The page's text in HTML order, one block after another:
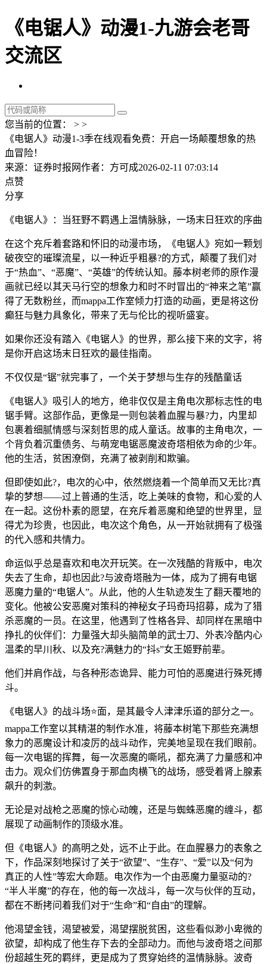
《电锯人》动漫1-九游会老哥
交流区
您当前的位置： > >
《电锯人》动漫1-3季在线观看免费：开启一场颠覆想象的热
血冒险！
来源：证券时报网作者：方可成2026-02-11 07:03:14
点赞
分享
《电锯人》：当狂野不羁遇上温情脉脉，一场末日狂欢的序曲
在这个充斥着套路和怀旧的动漫市场，《电锯人》宛如一颗划
破夜空的璀璨流星，以一种近乎粗暴?的方式，颠覆了我们对
于“热血”、“恶魔”、“英雄”的传统认知。藤本树老师的原作漫
画就已经以其天马行空的想象力和时不时冒出的“神来之笔”赢
得了无数粉丝，而mappa工作室倾力打造的动画，更是将这份
癫狂与魅力具象化，带来了无与伦比的视听盛宴。
如果你还没有踏入《电锯人》的世界，那么接下来的文字，将
是你开启这场末日狂欢的最佳指南。
不仅仅是“锯”就完事了，一个关于梦想与生存的残酷童话
《电锯人》吸引人的地方，绝非仅仅是主角电次那标志性的电
锯手臂。这部作品，更像是一则包装着血腥与暴?力，内里却
包裹着细腻情感与深刻哲思的成人童话。故事的主角电次，一
个背负着沉重债务、与萌宠电锯恶魔波奇塔相依为命的少年。
他的生活，贫困潦倒，充满了被剥削和欺骗。
但即使如此?，电次的心中，依然燃烧着一个简单而又无比?真
挚的梦想——过上普通的生活，吃上美味的食物，和心爱的人
在一起。这份朴素的愿望，在充斥着恶魔和绝望的世界里，显
得尤为珍贵，也因此，电次这个角色，从一开始就拥有了极强
的代入感和共情力。
命运似乎总是喜欢和电次开玩笑。在一次残酷的背叛中，电次
失去了生命，却也因此?与波奇塔融为一体，成为了拥有电锯
恶魔力量的“电锯人”。从此，他的人生轨迹发生了翻天覆地的
变化。他被公安恶魔对策科的神秘女子玛奇玛招募，成为了猎
杀恶魔的一员。在这里，他遇到了性格各异、却同样在黑暗中
挣扎的伙伴们：力量强大却头脑简单的武士刀、外表冷酷内心
温柔的早川秋、以及充?满魅力的“抖s”女王姬野前辈。
他们并肩作战，与各种形态诡异、能力可怕的恶魔进行殊死搏
斗。
《电锯人》的战斗场⭐面，是其最令人津津乐道的部分之一。
mappa工作室以其精湛的制作水准，将藤本树笔下那些充满想
象力的恶魔设计和凌厉的战斗动作，完美地呈现在我们眼前。
每一次电锯的挥舞，每一次恶魔的嘶吼，都充满了力量感和冲
击力。观众们仿佛置身于那血肉横飞的战场，感受着肾上腺素
飙升的刺激。
无论是对战枪之恶魔的惊心动魄，还是与蜘蛛恶魔的缠斗，都
展现了动画制作的顶级水准。
但《电锯人》的高明之处，远不止于此。在血腥暴力的表象之
下，作品深刻地探讨了关于“欲望”、“生存”、“爱”以及“何为
真正的人性”等宏大命题。电次作为一个由恶魔力量驱动的?
“半人半魔”的存在，他的每一次战斗，每一次与伙伴的互动，
都在不断拷问着我们对于“生命”和“自由”的理解。
他渴望金钱，渴望被爱，渴望摆脱贫困，这些看似渺小卑微的
欲望，却构成了他生存下去的全部动力。而他与波奇塔之间那
份超越生死的羁绊，更是成为了贯穿始终的温情脉脉。波奇